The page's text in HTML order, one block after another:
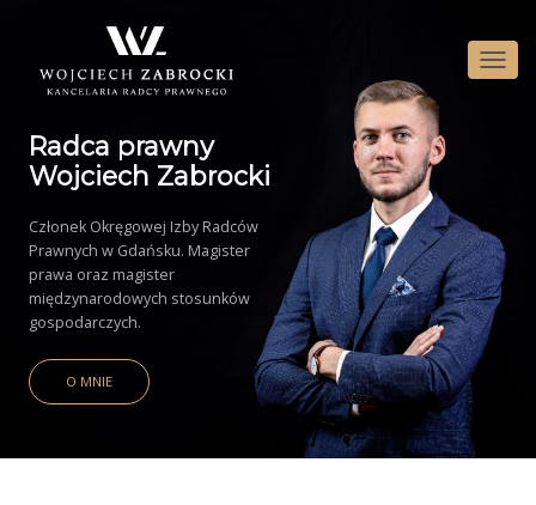
P
Z
N
A
W
I
Radca prawny
Wojciech Zabrocki
Członek Okręgowej Izby Radców
Prawnych w Gdańsku. Magister
prawa oraz magister
międzynarodowych stosunków
gospodarczych.
O MNIE